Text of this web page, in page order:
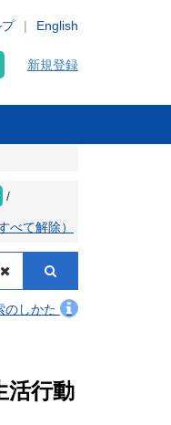
English
新規登録
べて解除）
のしかた
活行動